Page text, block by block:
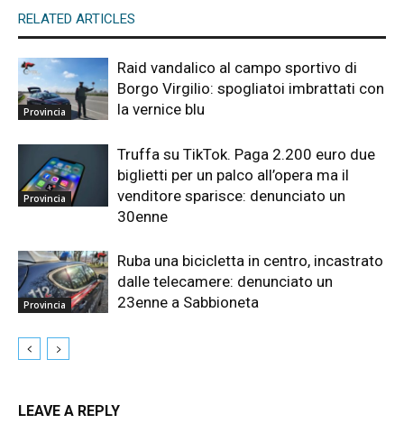
RELATED ARTICLES
Provincia
Raid vandalico al campo sportivo di
Borgo Virgilio: spogliatoi imbrattati con
la vernice blu
Provincia
Truffa su TikTok. Paga 2.200 euro due
biglietti per un palco all’opera ma il
venditore sparisce: denunciato un
30enne
Provincia
Ruba una bicicletta in centro, incastrato
dalle telecamere: denunciato un
23enne a Sabbioneta
LEAVE A REPLY